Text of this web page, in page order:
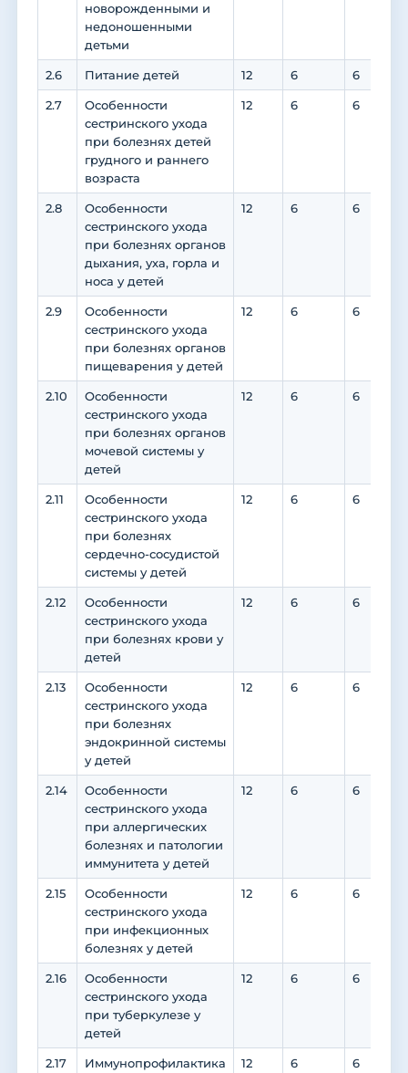
новорожденными и
недоношенными
детьми
2.6 Питание детей 12 6 6
2.7
Особенности
сестринского ухода
при болезнях детей
грудного и раннего
возраста
12 6 6
2.8
Особенности
сестринского ухода
при болезнях органов
дыхания, уха, горла и
носа у детей
12 6 6
2.9
Особенности
сестринского ухода
при болезнях органов
пищеварения у детей
12 6 6
2.10
Особенности
сестринского ухода
при болезнях органов
мочевой системы у
детей
12 6 6
2.11
Особенности
сестринского ухода
при болезнях
сердечно-сосудистой
системы у детей
12 6 6
2.12
Особенности
сестринского ухода
при болезнях крови у
детей
12 6 6
2.13
Особенности
сестринского ухода
при болезнях
эндокринной системы
у детей
12 6 6
2.14
Особенности
сестринского ухода
при аллергических
болезнях и патологии
иммунитета у детей
12 6 6
2.15
Особенности
сестринского ухода
при инфекционных
болезнях у детей
12 6 6
2.16
Особенности
сестринского ухода
при туберкулезе у
детей
12 6 6
2.17
Иммунопрофилактика
12 6 6